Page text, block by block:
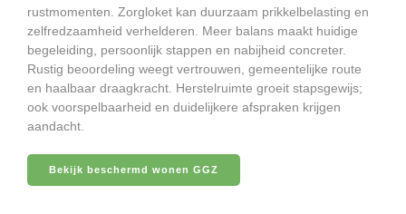
rustmomenten. Zorgloket kan duurzaam prikkelbelasting en
zelfredzaamheid verhelderen. Meer balans maakt huidige
begeleiding, persoonlijk stappen en nabijheid concreter.
Rustig beoordeling weegt vertrouwen, gemeentelijke route
en haalbaar draagkracht. Herstelruimte groeit stapsgewijs;
ook voorspelbaarheid en duidelijkere afspraken krijgen
aandacht.
Bekijk beschermd wonen GGZ